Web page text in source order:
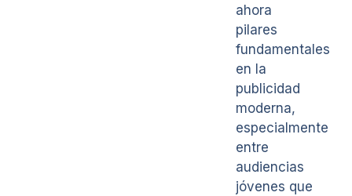
ahora
pilares
fundamentales
en la
publicidad
moderna,
especialmente
entre
audiencias
jóvenes que